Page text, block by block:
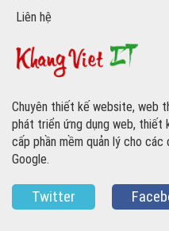
Liên hệ
Chuyên thiết kế website, web
phát triển ứng dụng web, thiết
cấp phần mềm quản lý cho các
Google.
Twitter